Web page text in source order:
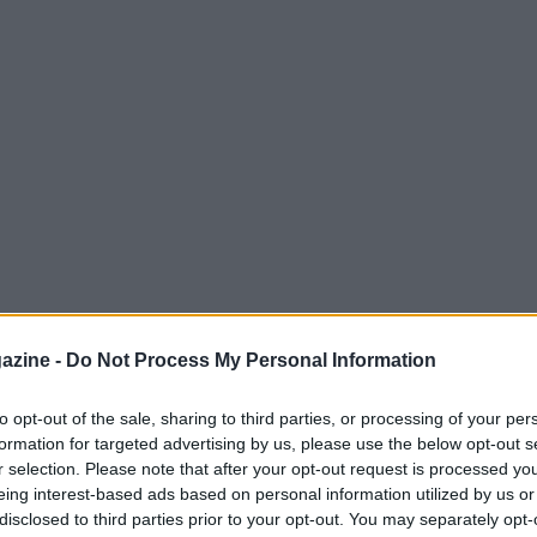
- Do Not Process My Personal Information
opt-out of the sale, sharing to third parties, or processing of your
for targeted advertising by us, please use the below opt-out
selection. Please note that after your opt-out request is processed
interest-based ads based on personal information utilized by us
to third parties prior to your opt-out. You may separately
ad Atene è stata offuscata da un
problemi nell’accesso all’OAKAhanno
delPanathinaikos,Dimitris
messo in discussione la gestione della